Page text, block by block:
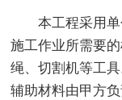
本工程采用
施工作业所需要
绳、切割机等工
辅助材料由甲方负